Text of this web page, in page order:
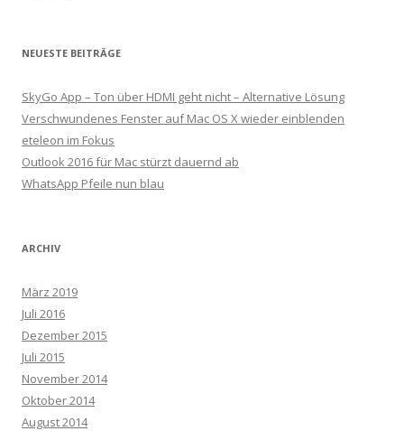
NEUESTE BEITRÄGE
SkyGo App – Ton über HDMI geht nicht – Alternative Lösung
Verschwundenes Fenster auf Mac OS X wieder einblenden
eteleon im Fokus
Outlook 2016 für Mac stürzt dauernd ab
WhatsApp Pfeile nun blau
ARCHIV
März 2019
Juli 2016
Dezember 2015
Juli 2015
November 2014
Oktober 2014
August 2014